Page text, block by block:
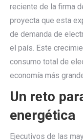
reciente de la firma
proyecta que esta
de demanda de
el país. Este
consumo total de
economía más
Un reto
energética
Ejecutivos de las